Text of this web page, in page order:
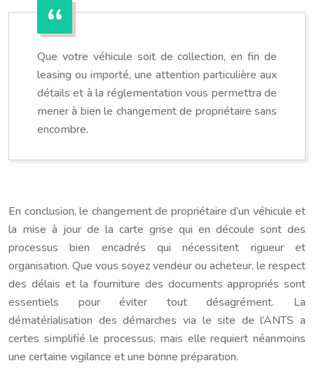
Que votre véhicule soit de collection, en fin de
leasing ou importé, une attention particulière aux
détails et à la réglementation vous permettra de
mener à bien le changement de propriétaire sans
encombre.
En conclusion, le changement de propriétaire d’un véhicule et
la mise à jour de la carte grise qui en découle sont des
processus bien encadrés qui nécessitent rigueur et
organisation. Que vous soyez vendeur ou acheteur, le respect
des délais et la fourniture des documents appropriés sont
essentiels pour éviter tout désagrément. La
dématérialisation des démarches via le site de l’ANTS a
certes simplifié le processus, mais elle requiert néanmoins
une certaine vigilance et une bonne préparation.